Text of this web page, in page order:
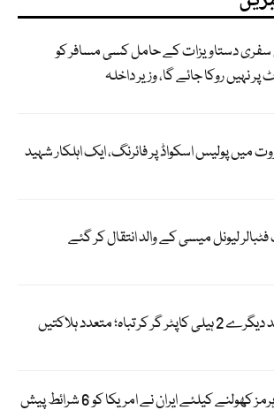
دستاویزات کے حامل کسی مسافر کو
پر نہیں روکا جائے گا، وزیر داخلہ
میں پولیس اسکواڈ پر فائرنگ، ایک اہلکار شہید
لیونل میسی کے والد انتقال کر گئے
گر کر تباہ؛ متعدد ہلاکتیں
آبنائے ہرمز کھولنے کیلئے ایران نے امریکا کو 6 شرائط پیش